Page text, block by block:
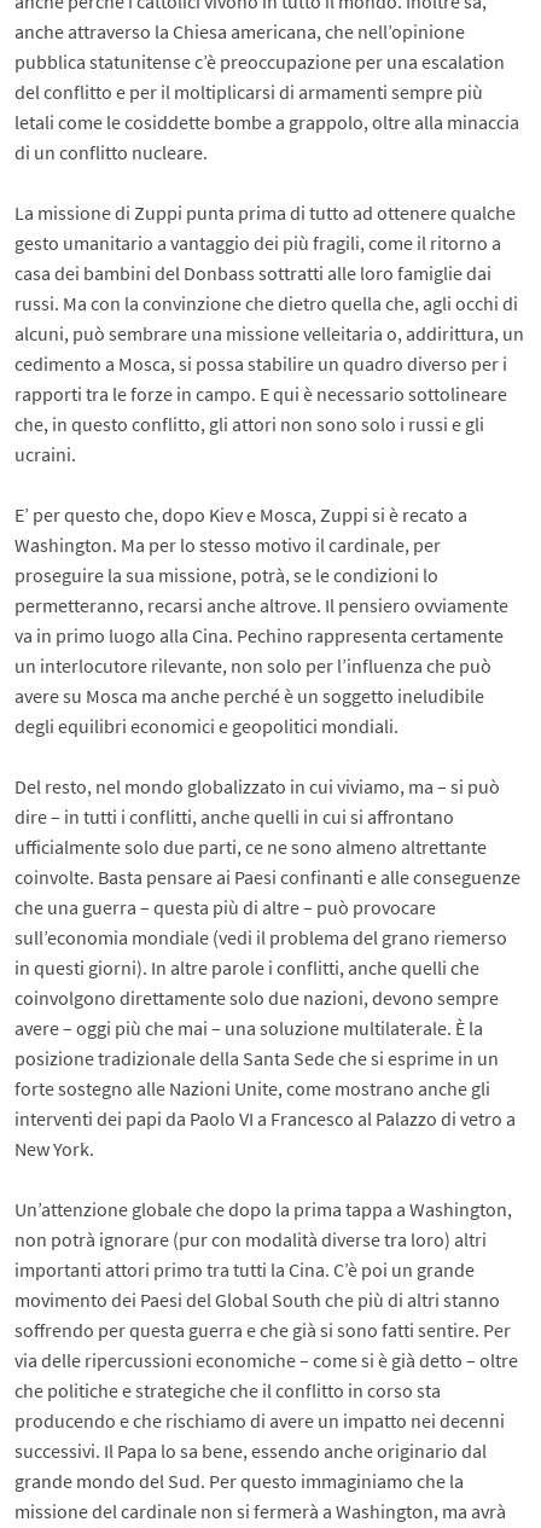
anche attraverso la Chiesa americana, che nell’opinione
pubblica statunitense c’è preoccupazione per una escalation
del conflitto e per il moltiplicarsi di armamenti sempre più
letali come le cosiddette bombe a grappolo, oltre alla minaccia
di un conflitto nucleare.
La missione di Zuppi punta prima di tutto ad ottenere qualche
gesto umanitario a vantaggio dei più fragili, come il ritorno a
casa dei bambini del Donbass sottratti alle loro famiglie dai
russi. Ma con la convinzione che dietro quella che, agli occhi di
alcuni, può sembrare una missione velleitaria o, addirittura, un
cedimento a Mosca, si possa stabilire un quadro diverso per i
rapporti tra le forze in campo. E qui è necessario sottolineare
che, in questo conflitto, gli attori non sono solo i russi e gli
ucraini.
E’ per questo che, dopo Kiev e Mosca, Zuppi si è recato a
Washington. Ma per lo stesso motivo il cardinale, per
proseguire la sua missione, potrà, se le condizioni lo
permetteranno, recarsi anche altrove. Il pensiero ovviamente
va in primo luogo alla Cina. Pechino rappresenta certamente
un interlocutore rilevante, non solo per l’influenza che può
avere su Mosca ma anche perché è un soggetto ineludibile
degli equilibri economici e geopolitici mondiali.
Del resto, nel mondo globalizzato in cui viviamo, ma – si può
dire – in tutti i conflitti, anche quelli in cui si affrontano
ufficialmente solo due parti, ce ne sono almeno altrettante
coinvolte. Basta pensare ai Paesi confinanti e alle conseguenze
che una guerra – questa più di altre – può provocare
sull’economia mondiale (vedi il problema del grano riemerso
in questi giorni). In altre parole i conflitti, anche quelli che
coinvolgono direttamente solo due nazioni, devono sempre
avere – oggi più che mai – una soluzione multilaterale. È la
posizione tradizionale della Santa Sede che si esprime in un
forte sostegno alle Nazioni Unite, come mostrano anche gli
interventi dei papi da Paolo VI a Francesco al Palazzo di vetro a
New York.
Un’attenzione globale che dopo la prima tappa a Washington,
non potrà ignorare (pur con modalità diverse tra loro) altri
importanti attori primo tra tutti la Cina. C’è poi un grande
movimento dei Paesi del Global South che più di altri stanno
soffrendo per questa guerra e che già si sono fatti sentire. Per
via delle ripercussioni economiche – come si è già detto – oltre
che politiche e strategiche che il conflitto in corso sta
producendo e che rischiamo di avere un impatto nei decenni
successivi. Il Papa lo sa bene, essendo anche originario dal
grande mondo del Sud. Per questo immaginiamo che la
missione del cardinale non si fermerà a Washington, ma avrà